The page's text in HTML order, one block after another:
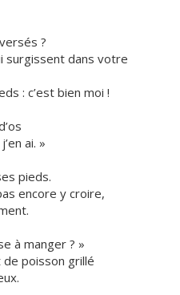
?
surgissent dans votre
: c’est bien moi !
ai. »
pieds.
encore y croire,
à manger ? »
poisson grillé